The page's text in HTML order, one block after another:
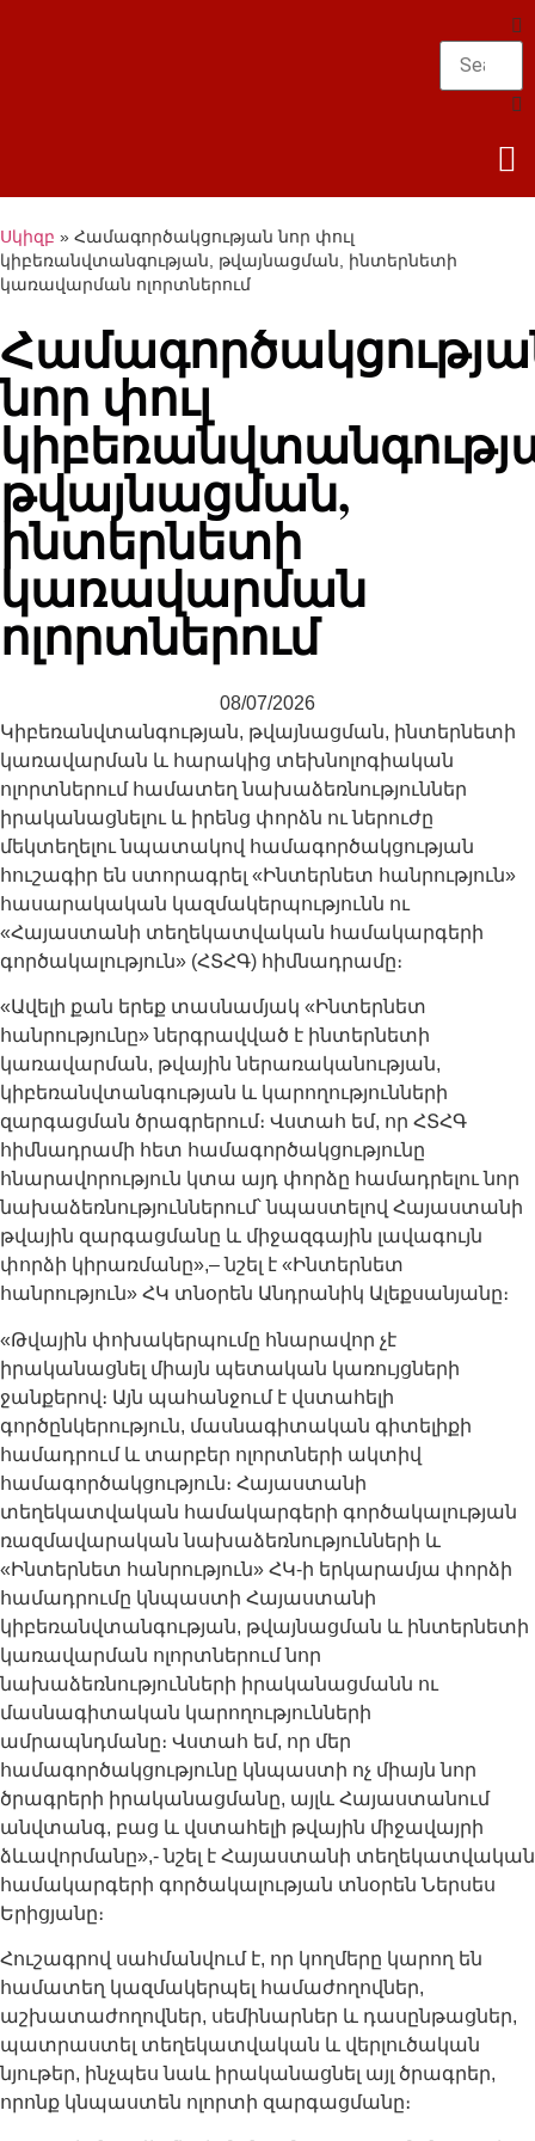
Սկիզբ » Համագործակցության նոր փուլ
կիբեռանվտանգության, թվայնացման, ինտերնետի
կառավարման ոլորտներում
նոր փուլ
թվայնացման,
ինտերնետի
կառավարման
ոլորտներում
08/07/2026
Կիբեռանվտանգության, թվայնացման, ինտերնետի
կառավարման և հարակից տեխնոլոգիական
ոլորտներում համատեղ նախաձեռնություններ
իրականացնելու և իրենց փորձն ու ներուժը
մեկտեղելու նպատակով համագործակցության
հուշագիր են ստորագրել «Ինտերնետ հանրություն»
հասարակական կազմակերպությունն ու
«Հայաստանի տեղեկատվական համակարգերի
գործակալություն» (ՀՏՀԳ) հիմնադրամը։
«Ավելի քան երեք տասնամյակ «Ինտերնետ
հանրությունը» ներգրավված է ինտերնետի
կառավարման, թվային ներառականության,
կիբեռանվտանգության և կարողությունների
զարգացման ծրագրերում։ Վստահ եմ, որ ՀՏՀԳ
հիմնադրամի հետ համագործակցությունը
հնարավորություն կտա այդ փորձը համադրելու նոր
նախաձեռնություններում՝ նպաստելով Հայաստանի
թվային զարգացմանը և միջազգային լավագույն
փորձի կիրառմանը»,– նշել է «Ինտերնետ
հանրություն» ՀԿ տնօրեն Անդրանիկ Ալեքսանյանը։
«Թվային փոխակերպումը հնարավոր չէ
իրականացնել միայն պետական կառույցների
ջանքերով։ Այն պահանջում է վստահելի
գործընկերություն, մասնագիտական գիտելիքի
համադրում և տարբեր ոլորտների ակտիվ
համագործակցություն։ Հայաստանի
տեղեկատվական համակարգերի գործակալության
ռազմավարական նախաձեռնությունների և
«Ինտերնետ հանրություն» ՀԿ-ի երկարամյա փորձի
համադրումը կնպաստի Հայաստանի
կիբեռանվտանգության, թվայնացման և ինտերնետի
կառավարման ոլորտներում նոր
նախաձեռնությունների իրականացմանն ու
մասնագիտական կարողությունների
ամրապնդմանը։ Վստահ եմ, որ մեր
համագործակցությունը կնպաստի ոչ միայն նոր
ծրագրերի իրականացմանը, այլև Հայաստանում
անվտանգ, բաց և վստահելի թվային միջավայրի
ձևավորմանը»,- նշել է Հայաստանի տեղեկատվական
համակարգերի գործակալության տնօրեն Ներսես
Երիցյանը։
Հուշագրով սահմանվում է, որ կողմերը կարող են
համատեղ կազմակերպել համաժողովներ,
աշխատաժողովներ, սեմինարներ և դասընթացներ,
պատրաստել տեղեկատվական և վերլուծական
նյութեր, ինչպես նաև իրականացնել այլ ծրագրեր,
որոնք կնպաստեն ոլորտի զարգացմանը։